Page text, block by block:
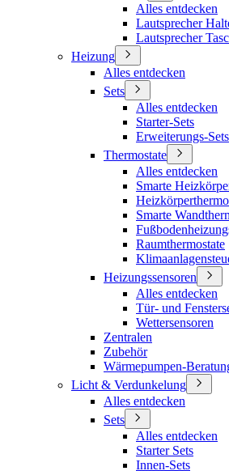
Alles entdecken
Lautsprecher
Lautsprecher
Heizung
Alles entdecken
Sets
Alles entdecken
Starter-Sets
Erweiterungs-Sets
Thermostate
Alles entdecken
Smarte
Smarte
Raumthermostate
Heizungssensoren
Alles entdecken
Tür- und
Wettersensoren
Zentralen
Zubehör
Wärmepumpen-
Licht & Verdunkelung
Alles entdecken
Sets
Alles entdecken
Starter Sets
Innen-Sets